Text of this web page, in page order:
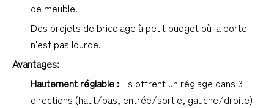
de meuble.
Des projets de bricolage à petit budget où la porte
n'est pas lourde.
Avantages:
Hautement réglable : ils offrent un réglage dans 3
directions (haut/bas, entrée/sortie, gauche/droite)